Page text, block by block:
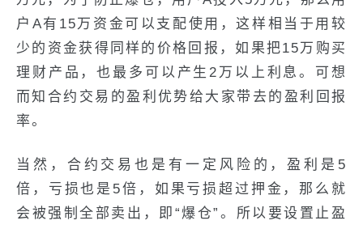
户A有15万资金可以支配使用，这样相当于用较
少的资金获得同样的价格回报，如果把15万购买
理财产品，也最多可以产生2万以上利息。可想
而知合约交易的盈利优势给大家带去的盈利回报
率。
当然，合约交易也是有一定风险的，盈利是5
倍，亏损也是5倍，如果亏损超过押金，那么就
会被强制全部卖出，即“爆仓”。所以要设置止盈